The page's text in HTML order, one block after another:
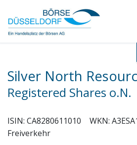
Silver North
Registered Shares o.N.
ISIN: CA8280611010 WKN:
Freiverkehr